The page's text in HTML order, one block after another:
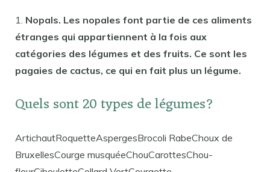
1. Nopals. Les nopales font partie de ces aliments
étranges qui appartiennent à la fois aux
catégories des légumes et des fruits. Ce sont les
pagaies de cactus, ce qui en fait plus un légume.
Quels sont 20 types de légumes?
ArtichautRoquetteAspergesBrocoli RabeChoux de
BruxellesCourge musquéeChouCarottesChou-